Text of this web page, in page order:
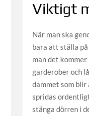
Viktigt
När man ska
bara att ställa
man det kommer
garderober och
dammet som blir
spridas
stänga dörren i